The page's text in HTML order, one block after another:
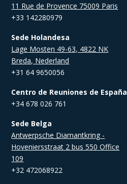
11 Rue de Provence 75009 Paris
+33 142280979
Sede Holandesa
Lage Mosten 49-63, 4822 NK
Breda, Nederland
+31 64 9650056
Centro de Reuniones de España
+34 678 026 761
Sede Belga
Antwerpsche Diamantkring -
Hoveniersstraat 2 bus 550 Office
109
+32 472068922